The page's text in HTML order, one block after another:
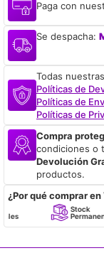
Paga con
Se despacha:
Todas
Políticas de
Políticas de
Políticas de
Compra
condiciones o
Devolución
productos.
¿Por qué comprar en
Stock
Permanente